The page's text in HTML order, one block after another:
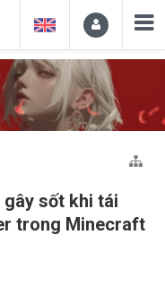
gây sốt khi tái
trong Minecraft